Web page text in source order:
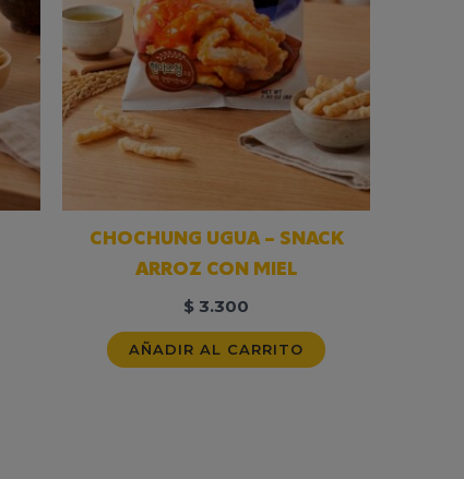
CHOCHUNG UGUA – SNACK
ARROZ CON MIEL
$ 3.300
AÑADIR AL CARRITO